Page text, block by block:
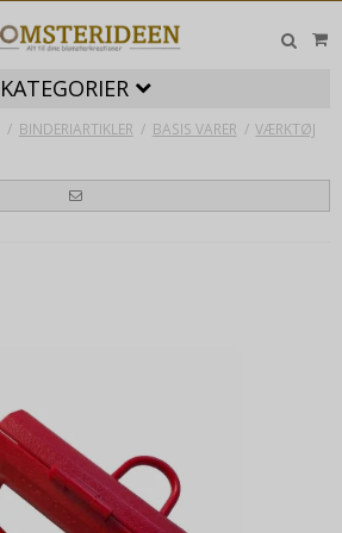
KATEGORIER
/ BINDERIARTIKLER / BASIS VARER / VÆRKTØJ